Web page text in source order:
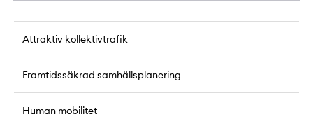
Attraktiv kollektivtrafik
Framtidssäkrad samhällsplanering
Human mobilitet